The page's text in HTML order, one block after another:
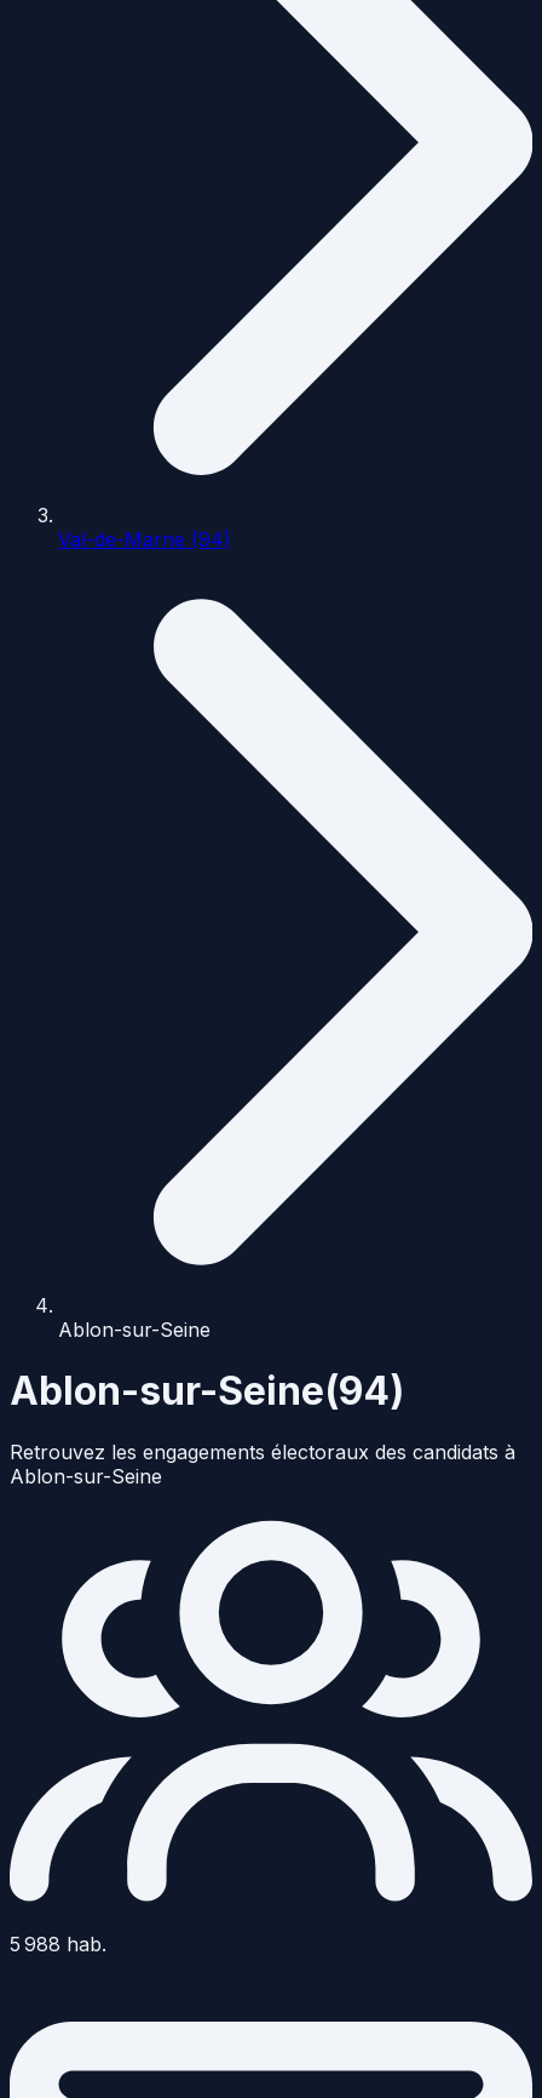
Val-de-Marne (94)
Ablon-sur-Seine
Ablon-sur-Seine(94)
Retrouvez les engagements électoraux des candidats à
Ablon-sur-Seine
5 988 hab.